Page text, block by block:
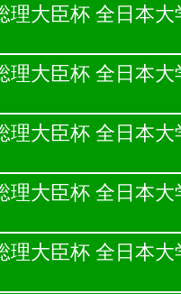
理大臣杯 全日本
理大臣杯 全日本
理大臣杯 全日本
理大臣杯 全日本
理大臣杯 全日本